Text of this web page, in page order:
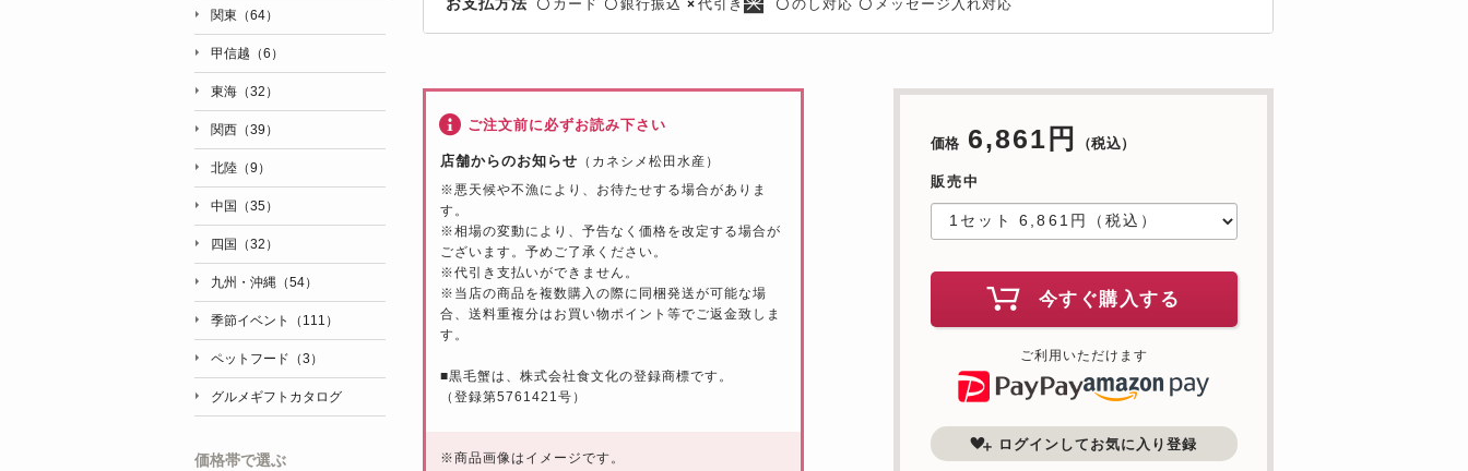
〇 カード 〇 銀行振込 × 代引き 〇 のし対応 〇 メッセージ入れ対応
価格 6,861円 （税込）
販売中
今すぐ購入する
ご利用いただけます
ログインしてお気に入り登録
ご注文前に必ずお読み下さい
店舗からのお知らせ （カネシメ松田水産）
※ 悪天候や不漁により、お待たせする場合がありま
す。
※相場の変動により、予告なく価格を改定する場合が
ございます。予めご了承ください。
※代引き支払いができません。
※ 当店の商品を複数購入の際に同梱発送が可能な場
合、送料重複分はお買い物ポイント等でご返金致しま
す。
■黒毛蟹は、株式会社食文化の登録商標です。
（登録第5761421号）
※商品画像はイメージです。
関東（64）
甲信越（6）
東海（32）
関西（39）
北陸（9）
中国（35）
四国（32）
九州・沖縄（54）
季節イベント（111）
ペットフード（3）
グルメギフトカタログ
価格帯で選ぶ